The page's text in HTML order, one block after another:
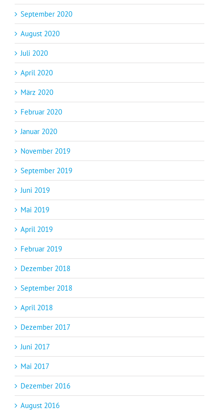
September 2020
August 2020
Juli 2020
April 2020
März 2020
Februar 2020
Januar 2020
November 2019
September 2019
Juni 2019
Mai 2019
April 2019
Februar 2019
Dezember 2018
September 2018
April 2018
Dezember 2017
Juni 2017
Mai 2017
Dezember 2016
August 2016